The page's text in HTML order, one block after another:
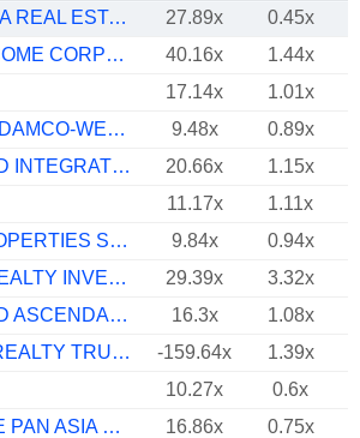
ALEXANDRIA REAL ESTATE EQUITIES, INC. 27.89x
0.45x
REALTY INCOME CORPORATION
40.16x
1.44x
17.14x
1.01x
UNIBAIL-RODAMCO-WESTFIELD SE
9.48x
0.89x
CAPITALAND INTEGRATED COMMERCIAL TRUST
20.66x
1.15x
11.17x
1.11x
MERLIN PROPERTIES SOCIMI, S.A.
9.84x
0.94x
FEDERAL REALTY INVESTMENT TRUST
29.39x
3.32x
CAPITALAND ASCENDAS REIT
16.3x
1.08x
VORNADO REALTY TRUST
-159.64x
1.39x
10.27x
0.6x
MAPLETREE PAN ASIA COMMERCIAL TRUST
16.86x
0.75x